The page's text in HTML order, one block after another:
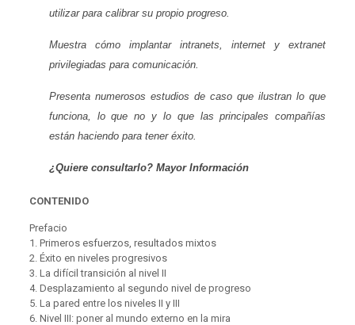
utilizar para calibrar su propio progreso.
Muestra cómo implantar intranets, internet y extranet
privilegiadas para comunicación.
Presenta numerosos estudios de caso que ilustran lo que
funciona, lo que no y lo que las principales compañías
están haciendo para tener éxito.
¿Quiere consultarlo? Mayor Información
CONTENIDO
Prefacio
1. Primeros esfuerzos, resultados mixtos
2. Éxito en niveles progresivos
3. La difícil transición al nivel II
4. Desplazamiento al segundo nivel de progreso
5. La pared entre los niveles II y III
6. Nivel III: poner al mundo externo en la mira